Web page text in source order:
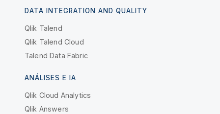
DATA INTEGRATION AND QUALITY
Qlik Talend
Qlik Talend Cloud
Talend Data Fabric
ANÁLISES E IA
Qlik Cloud Analytics
Qlik Answers